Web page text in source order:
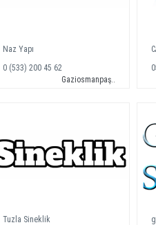
Naz Yapı
0 (533) 200 45 62
Gaziosmanpaş..
Tuzla Sineklik